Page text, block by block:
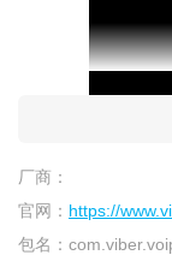
厂商：
官网： https://
包名：